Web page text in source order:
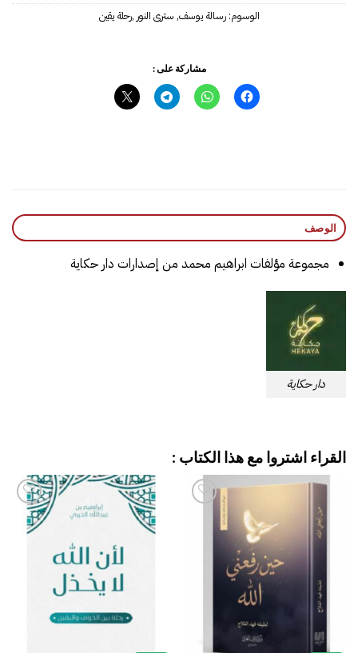
الوسوم:رسالة يوسف‎, سترى النور‎ ,
مشاركة على :
الوصف
مجموعة مؤلفات ابراهيم محمد من إصدارات دار حكاية
دار حكاية
القراء اشتروا مع هذا الكتاب :
إضافة
إلى
قائمة